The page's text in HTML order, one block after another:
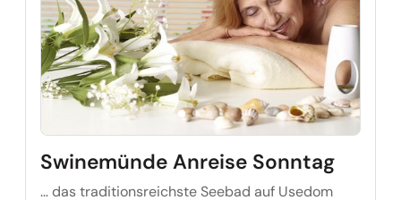
Swinemünde Anreise Sonntag
… das traditionsreichste Seebad auf Usedom